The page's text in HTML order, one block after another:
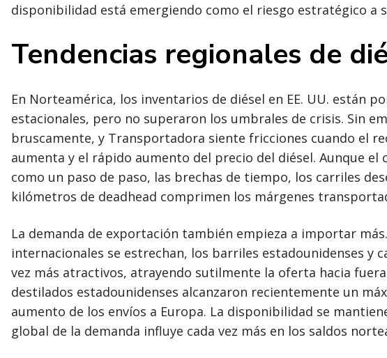
disponibilidad está emergiendo como el riesgo estratégico a
Tendencias regionales de
En Norteamérica, los inventarios de diésel en EE. UU. están
estacionales, pero no superaron los umbrales de crisis. Sin
bruscamente, y Transportadora siente fricciones cuando el
aumenta y el rápido aumento del precio del diésel. Aunque
como un paso de paso, las brechas de tiempo, los carriles
kilómetros de deadhead comprimen los márgenes
La demanda de exportación también empieza a importar
internacionales se estrechan, los barriles estadounidenses y
vez más atractivos, atrayendo sutilmente la oferta hacia
destilados estadounidenses alcanzaron recientemente un
aumento de los envíos a Europa. La disponibilidad se
global de la demanda influye cada vez más en los saldos